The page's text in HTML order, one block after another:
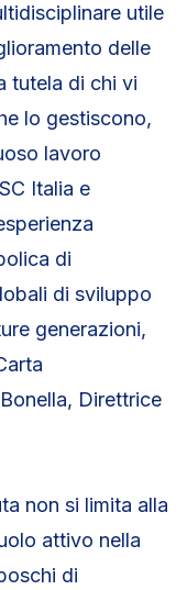
utile
delle
tutela di chi vi
lo gestiscono,
lavoro
Italia e
di
di sviluppo
generazioni,
Direttrice
non si limita alla
attivo nella
di